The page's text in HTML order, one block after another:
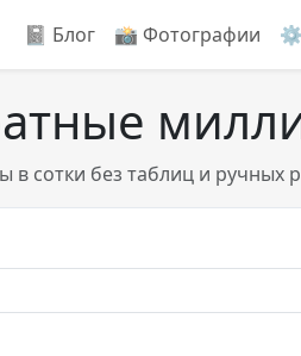
📓 Блог 📸️ Фотографии ⚙️
сотки без таблиц и ручных